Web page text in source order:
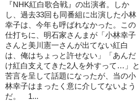
『NHK紅白歌合戦』の出演者。しか
し、過去33回も同番組に出演した小林
幸子は、今年も呼ばれなかった。この
仕打ちに、明石家さんまが「小林幸子
さんと美川憲一さんが出てない紅白
は、俺はちょっと許せない」「あんだ
け紅白支えてきた2人を外すって…」と
苦言を呈して話題になったが、当の小
林幸子はまったく意に介してないよう
だ。 1...